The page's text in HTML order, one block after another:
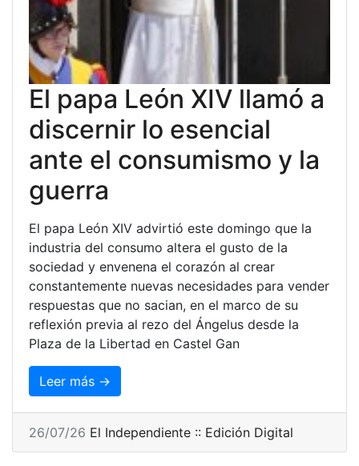
El papa León XIV llamó a
discernir lo esencial
ante el consumismo y la
guerra
El papa León XIV advirtió este domingo que la
industria del consumo altera el gusto de la
sociedad y envenena el corazón al crear
constantemente nuevas necesidades para vender
respuestas que no sacian, en el marco de su
reflexión previa al rezo del Ángelus desde la
Plaza de la Libertad en Castel Gan
Leer más →
26/07/26 El Independiente :: Edición Digital